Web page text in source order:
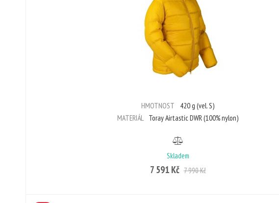
HMOTNOST
420 g (vel. S)
MATERIÁL
Toray Airtastic DWR (100% nylon)
Skladem
7 591 Kč 7 990 Kč